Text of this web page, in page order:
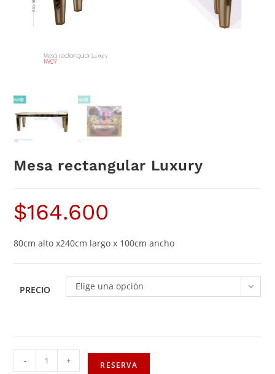
Mesa rectangular Luxury
$164.600
80cm alto x240cm largo x 100cm ancho
PRECIO Elige una opción
- + RESERVA